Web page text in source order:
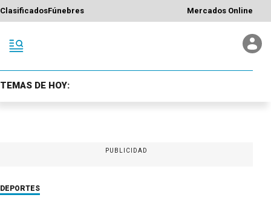
ClasificadosFúnebres Mercados Online
TEMAS DE HOY:
PUBLICIDAD
DEPORTES